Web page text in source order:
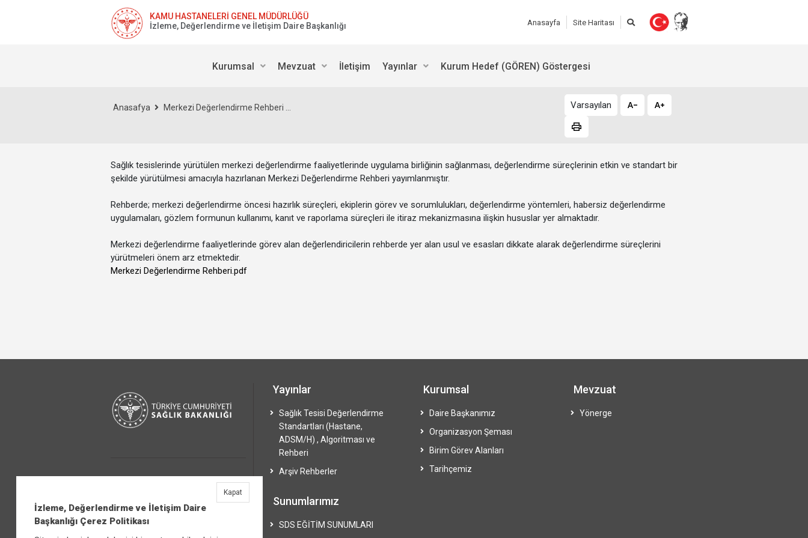
KAMU HASTANELERİ GENEL MÜDÜRLÜĞÜ
İzleme, Değerlendirme ve İletişim Daire Başkanlığı
Anasayfa Site Haritası
Kurumsal Mevzuat İletişim Yayınlar Kurum Hedef (GÖREN) Göstergesi
Anasafya Merkezi Değerlendirme Rehberi ... Varsayılan
Sağlık tesislerinde yürütülen merkezi değerlendirme faaliyetlerinde uygulama birliğinin sağlanması, değerlendirme süreçlerinin etkin ve standart bir
şekilde yürütülmesi amacıyla hazırlanan Merkezi Değerlendirme Rehberi yayımlanmıştır.
Rehberde; merkezi değerlendirme öncesi hazırlık süreçleri, ekiplerin görev ve sorumlulukları, değerlendirme yöntemleri, habersiz değerlendirme
uygulamaları, gözlem formunun kullanımı, kanıt ve raporlama süreçleri ile itiraz mekanizmasına ilişkin hususlar yer almaktadır.
Merkezi değerlendirme faaliyetlerinde görev alan değerlendiricilerin rehberde yer alan usul ve esasları dikkate alarak değerlendirme süreçlerini
yürütmeleri önem arz etmektedir.
Merkezi Değerlendirme Rehberi.pdf
Yayınlar
Sağlık Tesisi Değerlendirme
Standartları (Hastane,
ADSM/H) , Algoritması ve
Rehberi
Arşiv Rehberler
Kurumsal
Daire Başkanımız
Organizasyon Şeması
Birim Görev Alanları
Tarihçemiz
Mevzuat
Yönerge
Sunumlarımız
SDS EĞİTİM SUNUMLARI
İzleme, Değerlendirme ve İletişim Daire
Başkanlığı Çerez Politikası
Kapat